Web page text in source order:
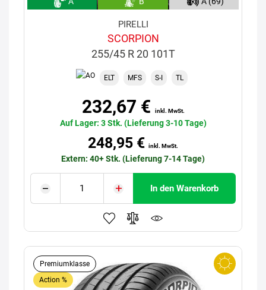
PIRELLI
SCORPION
255/45 R 20 101T
ELT MFS S-I TL
232,67 € inkl. MwSt.
Auf Lager: 3 Stk. (Lieferung 3-10 Tage)
248,95 € inkl. MwSt.
Extern: 40+ Stk. (Lieferung 7-14 Tage)
In den Warenkorb
Premiumklasse
Action %